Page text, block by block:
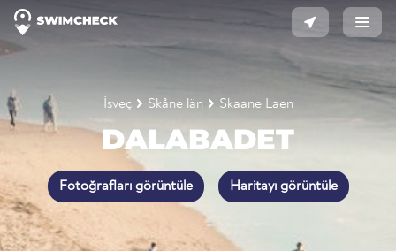
İsveç Skåne län Skaane Laen
DALABADET
Fotoğrafları görüntüle Haritayı görüntüle